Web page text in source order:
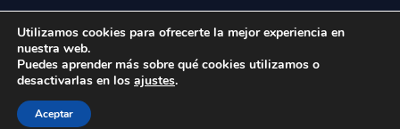
Utilizamos cookies para ofrecerte la mejor experiencia en
nuestra web.
Puedes aprender más sobre qué cookies utilizamos o
desactivarlas en los ajustes.
Aceptar